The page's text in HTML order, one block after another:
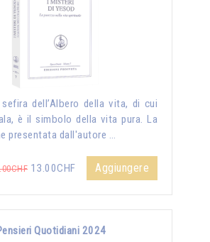
dell’Albero della vita, di cui
è il simbolo della vita pura. La
presentata dall'autore …
13.00CHF Aggiungere
Quotidiani 2024